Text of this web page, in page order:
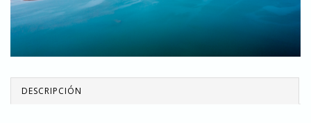
DESCRIPCIÓN